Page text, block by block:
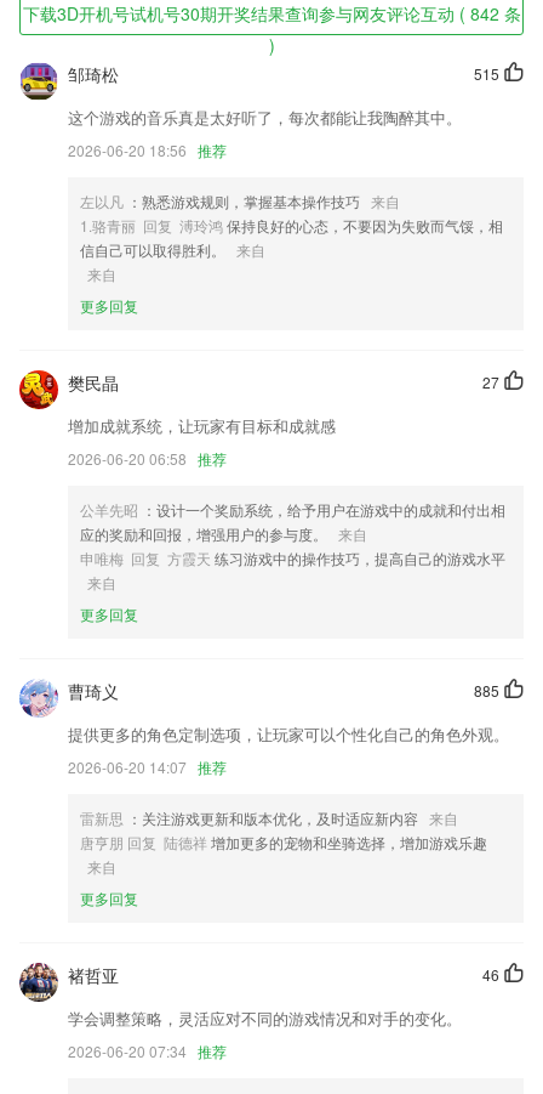
3D开机号试机号30期开奖结果查询软件特色
1,健康头条咨询,为您健康保驾护航,轻松购药;
2,* 支持相册存储管理，想要的照片随时随地导入导出；
3,通过FREE康复软件随时查看频率曲线图。
杂英文内容；
5,为广大的普通话学习者提供了专属的社区，可以在一起分享普通话训练
以及考试的相关经验;
6,只做恐怖悬疑、推理烧脑的漫画内容。大家的一星保护，从此将由我们
和大家一起来守护！
1.收录李白、杜甫、王维、韩愈、苏轼、白居易、李商隐、辛弃疾、李清
照、王安石等1000+作者的名篇佳作
2.每首诗都搭配了精美的插画，看上去更好看，而且随时学习，2265会记
3.定制属于你的个性化课程与服务，因材施教效果更好；
4.在客户管理的功能中，为工作人员提供了所有下达订单的客户信息，订
单的来源也是记录完善的，可以根据自身的情况来对于这些订单进行选择
6.★范文多：提供多种体裁、海量类型、不同字数的中、英文作文，既有
优秀的范文，又有精美的片段，充实你的素材库！
3D开机号试机号30期开奖结果查询更新了什么?
解决社区页面个人页面无法下拉刷新问题；
新增若干OpenAPI，可与其他系统无缝对接。
更新精修证件照入口
修复上个版本关于 UserService 的修复可能不起作用
联系我们
以上就是3D开机号试机号30期开奖结果查询的介绍，如果您喜欢这款软
件，您可以到应用商店进行打分评论，说出您的使用经历，以帮助我们更
下载3D开机号试机号30期开奖结果查询参与网友评论互动 ( 842 条
)
515
邹琦松
这个游戏的音乐真是太好听了，每次都能让我陶醉其中。
2026-06-20 18:56 推荐
左以凡 ：熟悉游戏规则，掌握基本操作技巧 来自
1.骆青丽 回复 溥玲鸿保持良好的心态，不要因为失败而气馁，相
信自己可以取得胜利。
来自
来自
更多回复
27
樊民晶
增加成就系统，让玩家有目标和成就感
2026-06-20 06:58 推荐
公羊先昭 ：设计一个奖励系统，给予用户在游戏中的成就和付出相
应的奖励和回报，增强用户的参与度。
来自
申唯梅 回复 方霞天 练习游戏中的操作技巧，提高自己的游戏水平
来自
更多回复
885
曹琦义
提供更多的角色定制选项，让玩家可以个性化自己的角色外观。
2026-06-20 14:07 推荐
雷新思 ：关注游戏更新和版本优化，及时适应新内容 来自
唐亨朋 回复 陆德祥增加更多的宠物和坐骑选择，增加游戏乐趣
来自
更多回复
46
褚哲亚
学会调整策略，灵活应对不同的游戏情况和对手的变化。
2026-06-20 07:34 推荐